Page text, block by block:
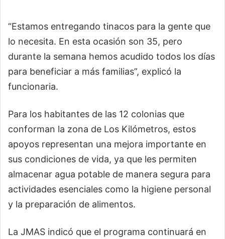
“Estamos entregando tinacos para la gente que
lo necesita. En esta ocasión son 35, pero
durante la semana hemos acudido todos los días
para beneficiar a más familias”, explicó la
funcionaria.
Para los habitantes de las 12 colonias que
conforman la zona de Los Kilómetros, estos
apoyos representan una mejora importante en
sus condiciones de vida, ya que les permiten
almacenar agua potable de manera segura para
actividades esenciales como la higiene personal
y la preparación de alimentos.
La JMAS indicó que el programa continuará en